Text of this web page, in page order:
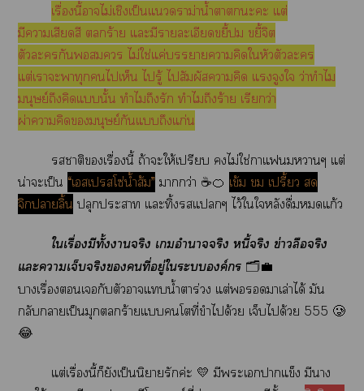
เรื่องนี้าไม่เชิงเป็นแาม่าน้ำาะะ แต่
มีาเสียดสี ร้าย แะมีรายละเอียดขยี้ ขยี้จิต
ตัวะกัน ไม่ใช่แค่าาคิดใหัวตัวะ
แต่เาะพาทุกไเห็น ไรู้ ไสัมผัสาคิด แจูงใ ว่าทำไม
มนุษย์ถึงคิดแนั้น ทำไมถึงรัก ทำไมถึงร้าย เรียกว่า
ผ่าาคิดมนุษย์กันแถึงแก่น
าติเรื่องนี้ ถ้าะให้เปรียบ ไม่ใช่าแาๆ แต่
น่าะเป็น “เสเสโซ่น้ำส้ม” ากว่า ☕🍊 เข้ม  เปรี้ยว 
จิกาลิ้น ปลุกะา แะทิ้งแๆ ไว้ใใหลังดื่มแก้ว
ใเรื่องมีทั้งาจริง เอำนาจจริง หนี้จริง ข่าวลือจริง
แะาเจ็บจริงคนที่อยู่ใะองค์กร 🗂️💼
าเรื่องเกับตัวาแน้ำาร่วง แต่มาเล่าได้ มัน
กลับกลายเป็นมุกตลกร้ายแโที่ขำได้วย เจ็บได้วย 555 🥲
😂
แต่เรื่องนี้ก็ยังเป็นนิยายรักค่ะ 💛 มีะเาแข็ง มีนาง